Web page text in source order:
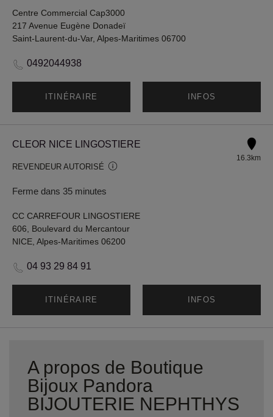
Centre Commercial Cap3000
217 Avenue Eugène Donadeï
Saint-Laurent-du-Var, Alpes-Maritimes 06700
0492044938
ITINÉRAIRE INFOS
CLEOR NICE LINGOSTIERE
REVENDEUR AUTORISÉ
Ferme dans 35 minutes
16.3km
CC CARREFOUR LINGOSTIERE
606, Boulevard du Mercantour
NICE, Alpes-Maritimes 06200
04 93 29 84 91
ITINÉRAIRE INFOS
A propos de Boutique
Bijoux Pandora
BIJOUTERIE NEPHTHYS